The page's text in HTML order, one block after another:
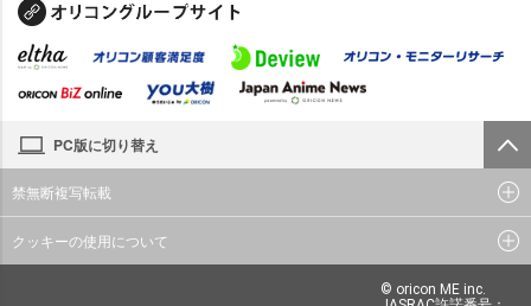
PC版に切り替え
禁無断複写転載
クッキーの使用について
© oricon ME inc.